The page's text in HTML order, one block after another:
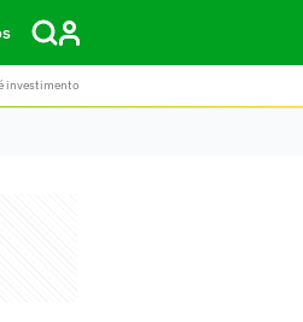
investimento